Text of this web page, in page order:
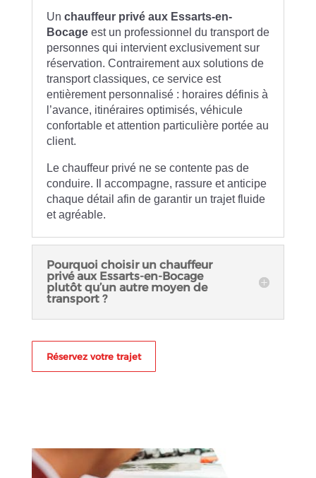
Un chauffeur privé aux Essarts-en-
Bocageest un professionnel du transport de
personnes qui intervient exclusivement sur
réservation. Contrairement aux solutions de
transport classiques, ce service est
entièrement personnalisé : horaires définis à
l’avance, itinéraires optimisés, véhicule
confortable et attention particulière portée au
client.
Le chauffeur privé ne se contente pas de
conduire. Il accompagne, rassure et anticipe
chaque détail afin de garantir un trajet fluide
et agréable.
Pourquoi choisir un chauffeur
privé aux Essarts-en-Bocage
plutôt qu’un autre moyen de
transport ?
Réservez votre trajet